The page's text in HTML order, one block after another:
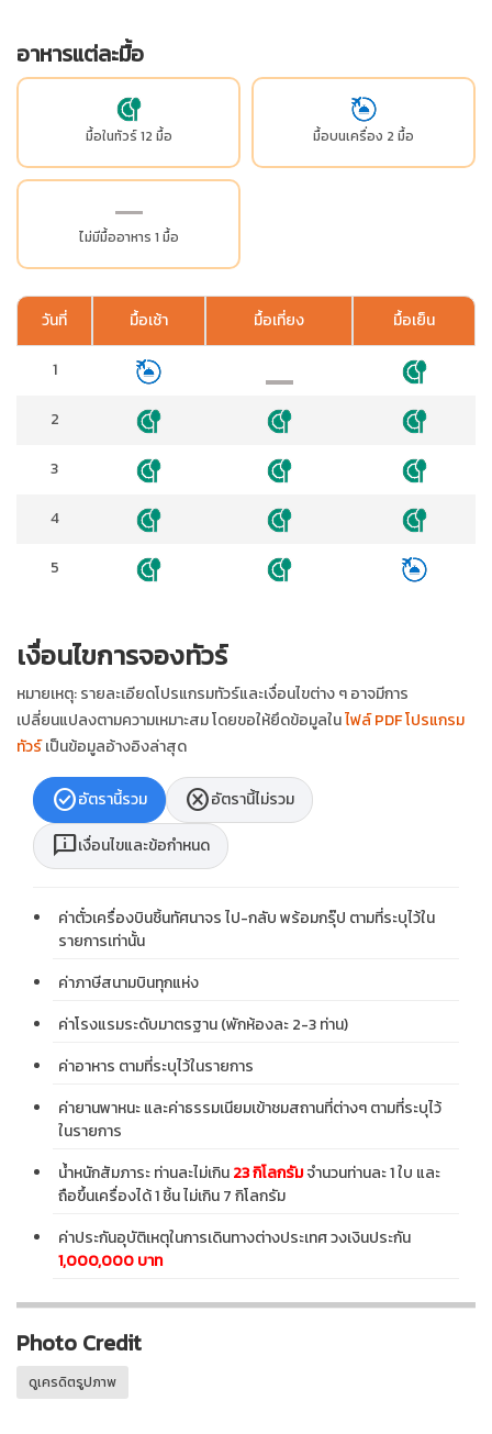
อาหารแต่ละมื้อ
มื้อในทัวร์ 12 มื้อ มื้อบนเครื่อง 2 มื้อ
ไม่มีมื้ออาหาร 1 มื้อ
วันที่ มื้อเช้า มื้อเที่ยง มื้อเย็น
1
2
3
4
5
เงื่อนไขการจองทัวร์
หมายเหตุ: รายละเอียดโปรแกรมทัวร์และเงื่อนไขต่าง ๆ อาจมีการ
เปลี่ยนแปลงตามความเหมาะสม โดยขอให้ยึดข้อมูลในไฟล์ PDF โปรแกรม
ทัวร์เป็นข้อมูลอ้างอิงล่าสุด
check_circleอัตรานี้รวม cancelอัตรานี้ไม่รวม
chat_infoเงื่อนไขและข้อกำหนด
ค่าตั๋วเครื่องบินชิ้นทัศนาจร ไป-กลับ พร้อมกรุ๊ป ตามที่ระบุไว้ใน
รายการเท่านั้น
ค่าภาษีสนามบินทุกแห่ง
ค่าโรงแรมระดับมาตรฐาน (พักห้องละ 2-3 ท่าน)
ค่าอาหาร ตามที่ระบุไว้ในรายการ
ค่ายานพาหนะ และค่าธรรมเนียมเข้าชมสถานที่ต่างๆ ตามที่ระบุไว้
ในรายการ
น้ำหนักสัมภาระ ท่านละไม่เกิน23 กิโลกรัมจำนวนท่านละ 1 ใบ และ
ถือขึ้นเครื่องได้ 1 ชิ้น ไม่เกิน 7 กิโลกรัม
ค่าประกันอุบัติเหตุในการเดินทางต่างประเทศ วงเงินประกัน
1,000,000 บาท
Photo Credit
ดูเครดิตรูปภาพ